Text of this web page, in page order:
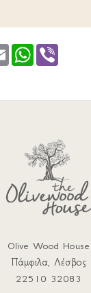
Email WhatsApp
Olive Wood House
Πάμφιλα, Λέσβος
22510 32083